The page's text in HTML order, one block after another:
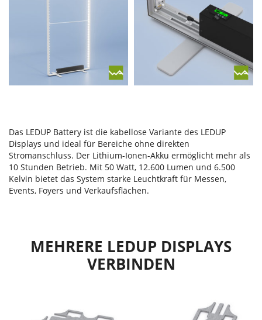
Das LEDUP Battery ist die kabellose Variante des LEDUP
Displays und ideal für Bereiche ohne direkten
Stromanschluss. Der Lithium-Ionen-Akku ermöglicht mehr als
10 Stunden Betrieb. Mit 50 Watt, 12.600 Lumen und 6.500
Kelvin bietet das System starke Leuchtkraft für Messen,
Events, Foyers und Verkaufsflächen.
MEHRERE LEDUP DISPLAYS
VERBINDEN